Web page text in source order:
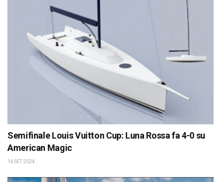
Semifinale Louis Vuitton Cup: Luna Rossa fa 4-0 su
American Magic
16 SET 2024